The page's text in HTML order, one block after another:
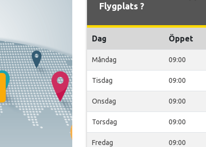
Flygplats ?
Dag Öppet
Måndag 09:00
Tisdag 09:00
Onsdag 09:00
Torsdag 09:00
Fredag 09:00